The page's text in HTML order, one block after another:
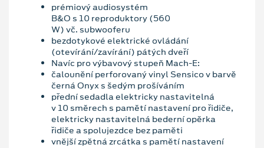
prémiový audiosystém
B&O s 10 reproduktory (560
W) vč. subwooferu
bezdotykové elektrické ovládání
(otevírání/zavírání) pátých dveří
Navíc pro výbavový stupeň Mach-E:
čalounění perforovaný vinyl Sensico v barvě
černá Onyx s šedým prošíváním
přední sedadla elektricky nastavitelná
v 10 směrech s pamětí nastavení pro řidiče,
elektricky nastavitelná bederní opěrka
řidiče a spolujezdce bez paměti
vnější zpětná zrcátka s pamětí nastavení